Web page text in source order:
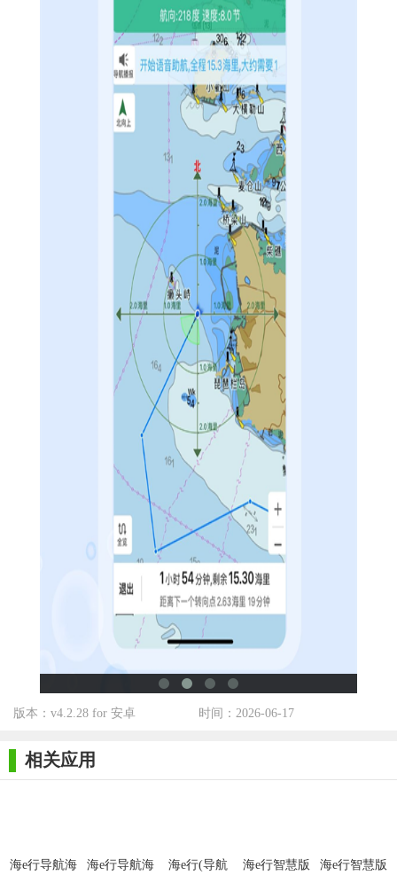
【海e行手机版导航内容】
1. 海图数据库：包含全球各大港口、航道、岛屿、浅滩等重
要地理信息，支持离线下载和在线更新。
2. 气象数据：与多家气象机构合作，提供实时、准确的气象
数据服务，包括但不限于风力预报、海浪预报等。
3. 新闻资讯：定期更新航海相关的新闻、政策、安全提示等
内容，帮助用户了解行业动态。
4. 用户指南：提供详细的使用教程和操作指南，帮助新用户
5. 地图标注：用户可以在海图上标注自己的航点、航线等重
要信息，方便日后查看和分享。
【海e行手机版导航优势】
1. 精准度高：结合GPS和AIS技术，提供比传统导航工具更精
2. 数据全面：集成全球最全面的海图数据和气象信息，满足
3. 智能规划：提供智能航线规划功能，大大节省用户的规划
和决策时间。
4. 社区支持：内置海员社区，让用户感受到航海的乐趣和归
属感。
【海e行手机版导航点评】
版本：v4.2.28 for 安卓 时间：2026-06-17
相关应用
海e行导航海
海e行导航海
海e行(导航
海e行智慧版
海e行智慧版